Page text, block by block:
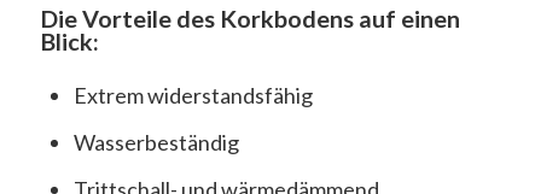
Die Vorteile des Korkbodens auf einen
Blick:
Extrem widerstandsfähig
Wasserbeständig